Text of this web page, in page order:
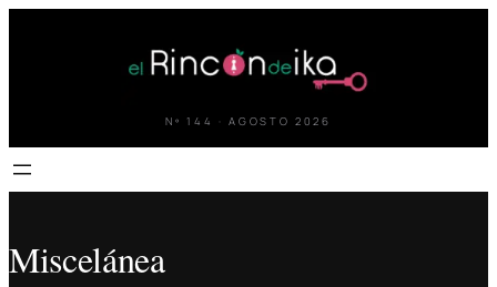
Nº 144 · AGOSTO 2026
Miscelánea